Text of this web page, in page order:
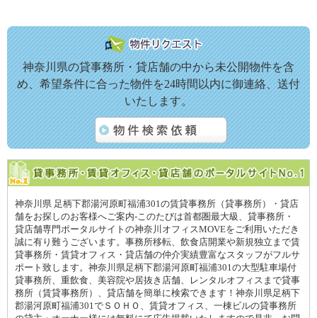
神奈川県の貸事務所・貸店舗の中から未公開物件を含
め、希望条件に合った物件を24時間以内に御連絡、送付
いたします。
神奈川県 足柄下郡湯河原町福浦301の賃貸事務所（貸事務所）・貸店
舗をお探しのお客様へご案内-このたびは首都圏最大級、貸事務所・
貸店舗専門ポータルサイトの神奈川オフィスMOVEをご利用いただき
誠に有り難うございます。事務所移転、飲食店開業や新規独立まで賃
貸事務所・賃貸オフィス・貸店舗の仲介実績豊富なスタッフがフルサ
ポート致します。神奈川県足柄下郡湯河原町福浦301の大型駐車場付
貸事務所、重飲食、美容院や居抜き店舗、レンタルオフィスまで貸事
務所（賃貸事務所）、貸店舗を簡単に検索できます！神奈川県足柄下
郡湯河原町福浦301でＳＯＨＯ、賃貸オフィス、一棟ビルの貸事務所